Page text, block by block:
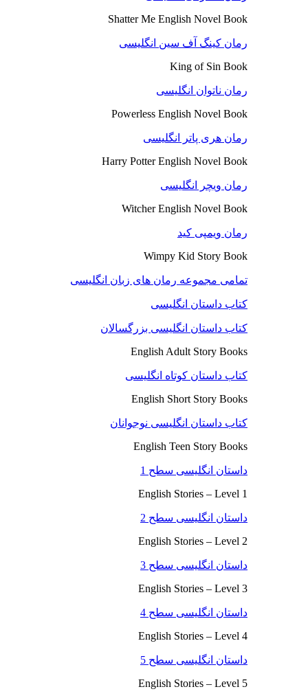
Shatter Me English Novel Book
رمان کینگ آف سین انگلیسی
King of Sin Book
رمان ناتوان انگلیسی
Powerless English Novel Book
رمان هری پاتر انگلیسی
Harry Potter English Novel Book
رمان ویچر انگلیسی
Witcher English Novel Book
رمان ویمپی کید
Wimpy Kid Story Book
تمامی مجموعه رمان های زبان انگلیسی
کتاب داستان انگلیسی
کتاب داستان انگلیسی بزرگسالان
English Adult Story Books
کتاب داستان کوتاه انگلیسی
English Short Story Books
کتاب داستان انگلیسی نوجوانان
English Teen Story Books
داستان انگلیسی سطح 1
English Stories – Level 1
داستان انگلیسی سطح 2
English Stories – Level 2
داستان انگلیسی سطح 3
English Stories – Level 3
داستان انگلیسی سطح 4
English Stories – Level 4
داستان انگلیسی سطح 5
English Stories – Level 5